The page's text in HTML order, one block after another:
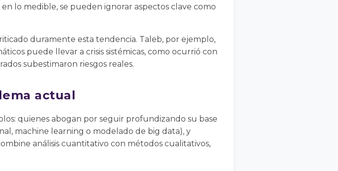
lo medible, se pueden ignorar aspectos clave como
duramente esta tendencia. Taleb, por ejemplo,
puede llevar a crisis sistémicas, como ocurrió con
subestimaron riesgos reales.
actual
quienes abogan por seguir profundizando su base
machine learning o modelado de big data), y
análisis cuantitativo con métodos cualitativos,